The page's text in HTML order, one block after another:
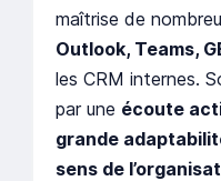
maîtrise de
Outlook, Teams,
les CRM internes.
par une écoute
grande
sens de